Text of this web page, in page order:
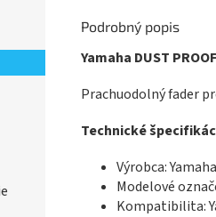
Podrobný popis
Yamaha DUST
Prachuodolný fader
Technické
Výrobca: Yamaha
Modelové
Kompatibilita: